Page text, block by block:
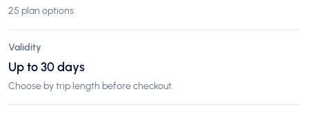
25 plan options
Validity
Up to 30 days
Choose by trip length before checkout.